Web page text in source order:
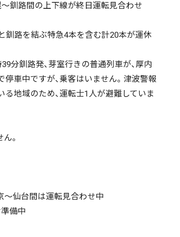
釧路間の上下線が終日運転見合わせ
釧路を結ぶ特急4本を含む計20本が運休
分釧路発、芽室行きの普通列車が、厚内
で停車中ですが、乗客はいません。津波警報
る地域のため、運転士1人が避難していま
。
～仙台間は運転見合わせ中
備中